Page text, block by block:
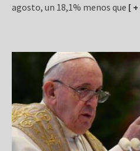
agosto, un 18,1% menos que [ +